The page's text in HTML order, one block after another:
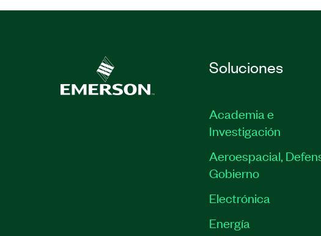
Soluciones
Academia e
Investigación
Aeroespacial,
Gobierno
Electrónica
Energía